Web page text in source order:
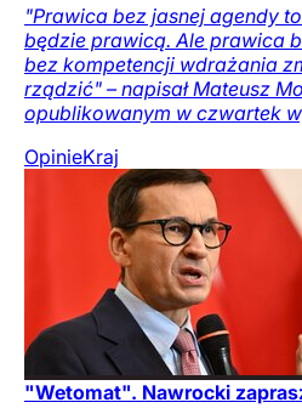
"Prawica bez jasnej agendy
będzie prawicą. Ale prawica
bez kompetencji wdrażania
rządzić" – napisał Mateusz
opublikowanym w czwartek
OpinieKraj
"Wetomat". Nawrocki